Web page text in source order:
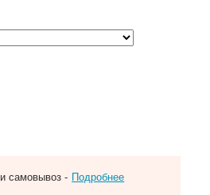
самовывоз - Подробнее